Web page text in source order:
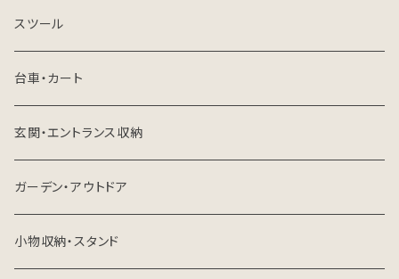
スツール
台車・カート
玄関・エントランス収納
ガーデン・アウトドア
小物収納・スタンド